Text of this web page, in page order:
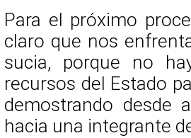
Para el próximo
claro que nos
sucia, porque no
recursos del Estado
demostrando desde
hacia una integrante